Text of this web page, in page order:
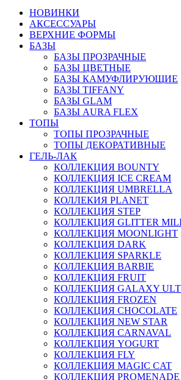
НОВИНКИ
АКСЕССУАРЫ
ВЕРХНИЕ ФОРМЫ
БАЗЫ
БАЗЫ ПРОЗРАЧНЫЕ
БАЗЫ ЦВЕТНЫЕ
БАЗЫ КАМУФЛИРУЮЩИЕ
БАЗЫ TIFFANY
БАЗЫ GLAM
БАЗЫ AURA FLEX
ТОПЫ
ТОПЫ ПРОЗРАЧНЫЕ
ТОПЫ ДЕКОРАТИВНЫЕ
ГЕЛЬ-ЛАК
КОЛЛЕКЦИЯ BOUNTY
КОЛЛЕКЦИЯ ICE CREAM
КОЛЛЕКЦИЯ UMBRELLA
КОЛЛЕКИЯ PLANET
КОЛЛЕКЦИЯ STEP
КОЛЛЕКЦИЯ GLITTER
КОЛЛЕКЦИЯ MOONLIGHT
КОЛЛЕКЦИЯ DARK
КОЛЛЕКЦИЯ SPARKLE
КОЛЛЕКЦИЯ BARBIE
КОЛЛЕКЦИЯ FRUIT
КОЛЛЕКЦИЯ GALAXY
КОЛЛЕКЦИЯ FROZEN
КОЛЛЕКЦИЯ CHOCOLATE
КОЛЛЕКЦИЯ NEW STAR
КОЛЛЕКЦИЯ CARNAVAL
КОЛЛЕКЦИЯ YOGURT
КОЛЛЕКЦИЯ FLY
КОЛЛЕКЦИЯ MAGIC CAT
КОЛЛЕКЦИЯ PROMENADE